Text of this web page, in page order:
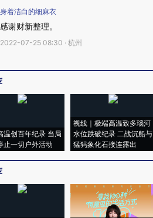
身着洁白的细麻衣
感谢财新整理。
2022-07-25 08:30 · 杭州
温创百年纪录 当局
止一切户外活动
视线｜极端高温致多瑙河
水位跌破纪录 二战沉船与
猛犸象化石接连露出